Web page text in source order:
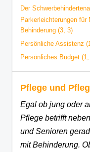
Der
Parkerleichterungen für
Behinderung (3, 3)
Persönliche Assistenz
Persönliches Budget
Pflege und
Egal ob jung oder
Pflege betrifft
und Senioren
mit Behinderung.